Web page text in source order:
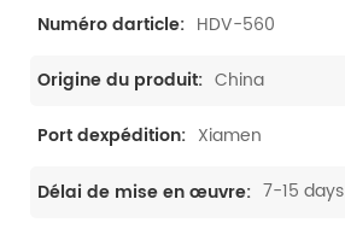
Numéro darticle: HDV-560
Origine du produit: China
Port dexpédition: Xiamen
Délai de mise en œuvre: 7-15 days